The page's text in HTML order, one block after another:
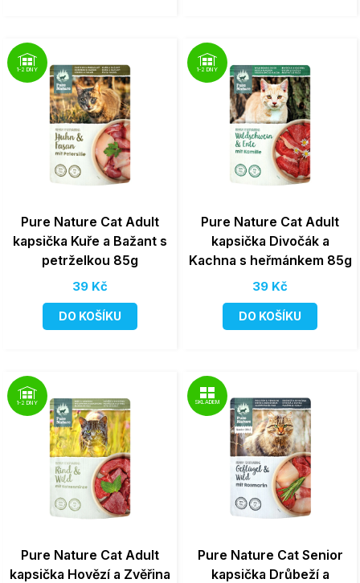
1-2 DNY
Pure Nature Cat Adult
kapsička Kuře a Bažant s
petrželkou 85g
39 Kč
DO KOŠÍKU
1-2 DNY
Pure Nature Cat Adult
kapsička Divočák a
Kachna s heřmánkem 85g
39 Kč
DO KOŠÍKU
1-2 DNY
Pure Nature Cat Adult
kapsička Hovězí a Zvěřina
SKLADEM
Pure Nature Cat Senior
kapsička Drůbeží a